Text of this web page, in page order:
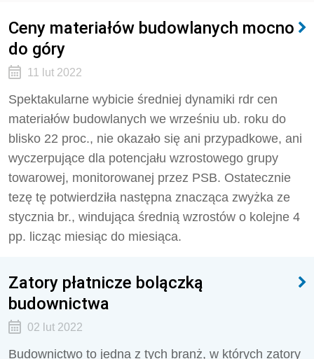
Ceny materiałów budowlanych mocno
do góry
11 lut 2022
Spektakularne wybicie średniej dynamiki rdr cen
materiałów budowlanych we wrześniu ub. roku do
blisko 22 proc., nie okazało się ani przypadkowe, ani
wyczerpujące dla potencjału wzrostowego grupy
towarowej, monitorowanej przez PSB. Ostatecznie
tezę tę potwierdziła następna znacząca zwyżka ze
stycznia br., windująca średnią wzrostów o kolejne 4
pp. licząc miesiąc do miesiąca.
Zatory płatnicze bolączką
budownictwa
02 lut 2022
Budownictwo to jedna z tych branż, w których zatory